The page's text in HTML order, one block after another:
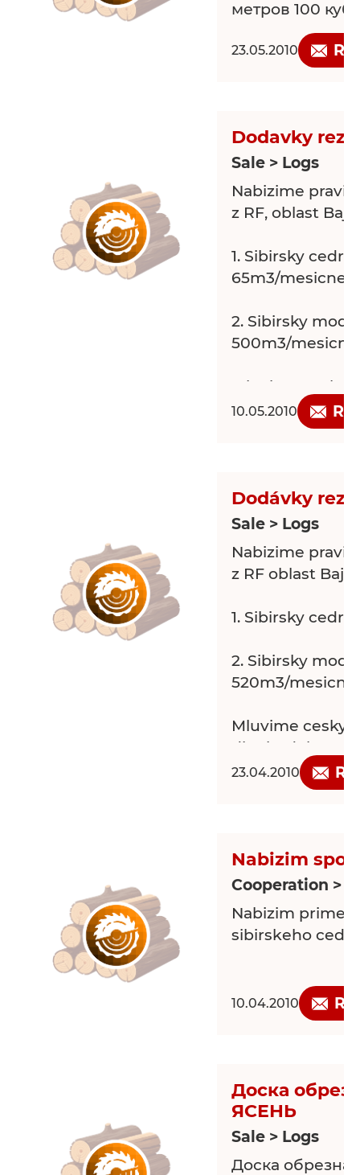
метров 100
23.05.2010
Dodavky
Sale > Logs
Nabizime
z RF, oblast
1. Sibirsky
65m3/mesicne
2. Sibirsky
500m3/mesicne
Mluvime cesky
dlouhodobou
10.05.2010
Dodávky
Sale > Logs
Nabizime
z RF oblast
1. Sibirsky cedr,
2. Sibirsky
520m3/mesicne
Mluvime cesky
dlouhodobou
23.04.2010
Nabizim
Cooperation >
Nabizim prime
sibirskeho
10.04.2010
Доска
ЯСЕНЬ
Sale > Logs
Доска